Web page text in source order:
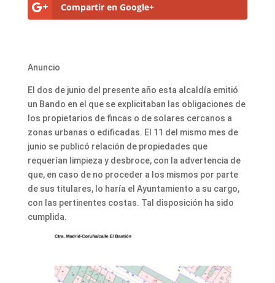
Compartir en Google+
Anuncio
El dos de junio del presente año esta alcaldía emitió
un Bando en el que se explicitaban las obligaciones de
los propietarios de fincas o de solares cercanos a
zonas urbanas o edificadas. El 11 del mismo mes de
junio se publicó relación de propiedades que
requerían limpieza y desbroce, con la advertencia de
que, en caso de no proceder a los mismos por parte
de sus titulares, lo haría el Ayuntamiento a su cargo,
con las pertinentes costas. Tal disposición ha sido
cumplida.